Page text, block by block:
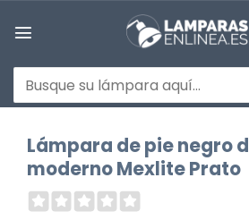
Buscar
por:
Lámpara de pie negro
moderno Mexlite Prato